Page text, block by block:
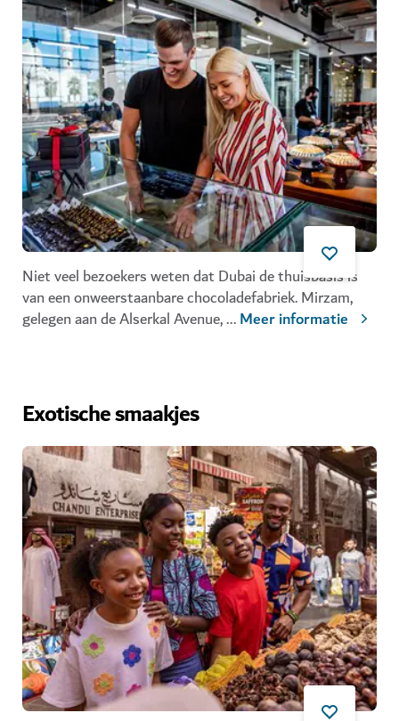
Niet veel bezoekers weten dat Dubai de thuisbasis is
van een onweerstaanbare chocoladefabriek. Mirzam,
gelegen aan de Alserkal Avenue,...Meer informatie
Exotische smaakjes